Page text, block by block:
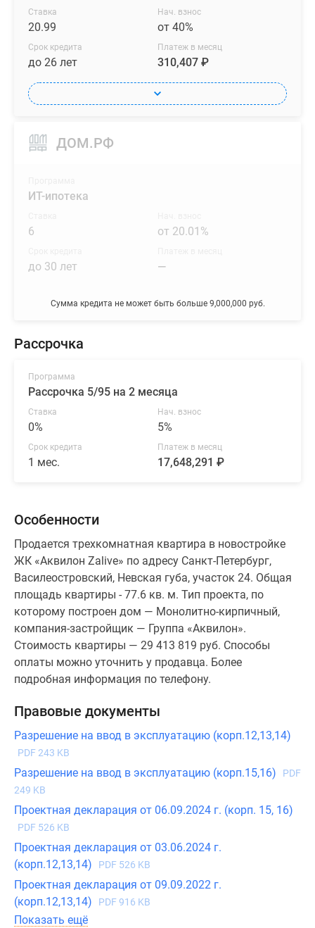
Ставка
20.99
Нач. взнос
от 40%
Срок кредита
до 26 лет
Платеж в месяц
310,407 ₽
ДОМ.РФ
Сумма кредита не может быть больше 9,000,000 руб.
ИТ-ипотека
6 от 20.01%
до 30 лет —
Рассрочка
Программа
Рассрочка 5/95 на 2 месяца
Ставка
0%
Нач. взнос
5%
Срок кредита
1 мес.
Платеж в месяц
17,648,291 ₽
Особенности
Продается трехкомнатная квартира в новостройке
ЖК «Аквилон Zalive» по адресу Санкт-Петербург,
Василеостровский, Невская губа, участок 24. Общая
площадь квартиры - 77.6 кв. м. Тип проекта, по
которому построен дом — Монолитно-кирпичный,
компания-застройщик — Группа «Аквилон».
Стоимость квартиры — 29 413 819 руб. Способы
оплаты можно уточнить у продавца. Более
подробная информация по телефону.
Правовые документы
Разрешение на ввод в эксплуатацию (корп.12,13,14)
PDF 243 KB
Разрешение на ввод в эксплуатацию (корп.15,16)
PDF
249 KB
Проектная декларация от 06.09.2024 г. (корп. 15, 16)
PDF 526 KB
Проектная декларация от 03.06.2024 г.
(корп.12,13,14)
PDF 526 KB
Проектная декларация от 09.09.2022 г.
(корп.12,13,14)
PDF 916 KB
Показать ещё